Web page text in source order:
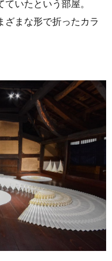
いたという部屋。
ざまな形で折ったカラ